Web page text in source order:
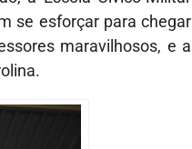
se esforçar para chegar
maravilhosos, e a